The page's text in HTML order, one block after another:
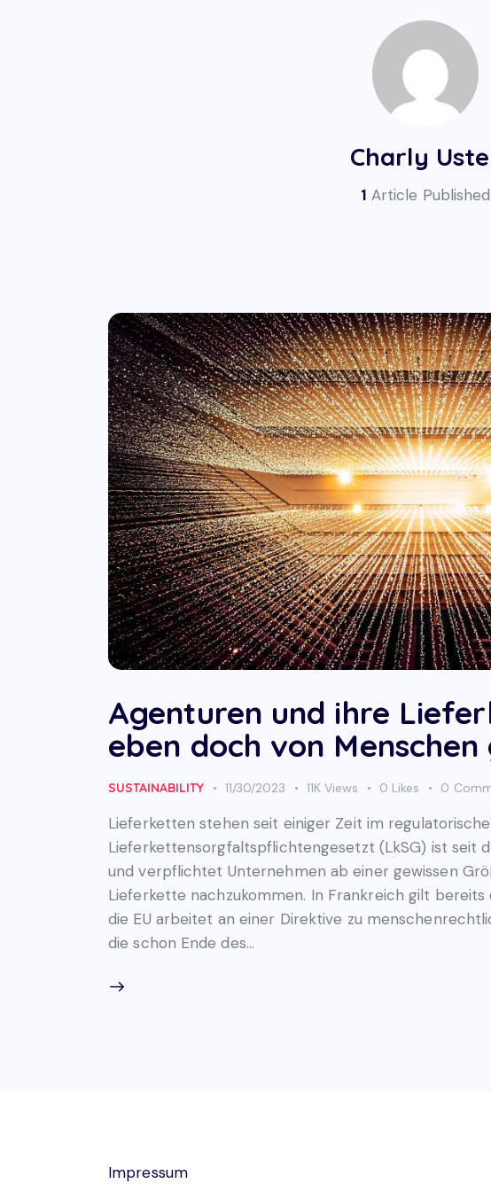
Charly
1 Article Published
Agenturen und ihre
eben doch von
SUSTAINABILITY 11/30/2023 11K Views 0 Likes 0
Lieferketten stehen seit einiger Zeit im
Lieferkettensorgfaltspflichtengesetzt (LkSG) ist seit
und verpflichtet Unternehmen ab einer gewissen
Lieferkette nachzukommen. In Frankreich gilt bereits
die EU arbeitet an einer Direktive zu
die schon Ende des…
Impressum